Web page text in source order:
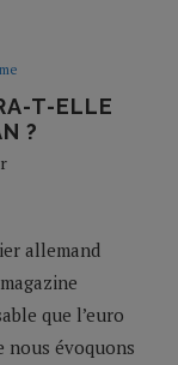
T-ELLE
?
allemand
que l’euro
nous évoquons